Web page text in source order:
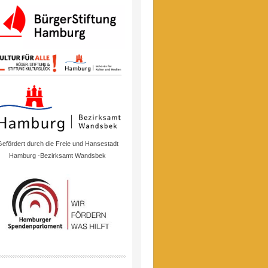
durch die Freie und Hansestadt
Hamburg -Bezirksamt Wandsbek